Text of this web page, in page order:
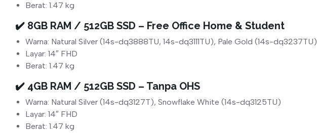
Berat: 1.47 kg
✔️ 8GB RAM / 512GB SSD – Free Office Home & Student
Warna: Natural Silver (14s-dq3888TU, 14s-dq3111TU), Pale Gold (14s-dq3237TU)
Layar: 14″ FHD
Berat: 1.47 kg
✔️ 4GB RAM / 512GB SSD – Tanpa OHS
Warna: Natural Silver (14s-dq3127T), Snowflake White (14s-dq3125TU)
Layar: 14″ FHD
Berat: 1.47 kg